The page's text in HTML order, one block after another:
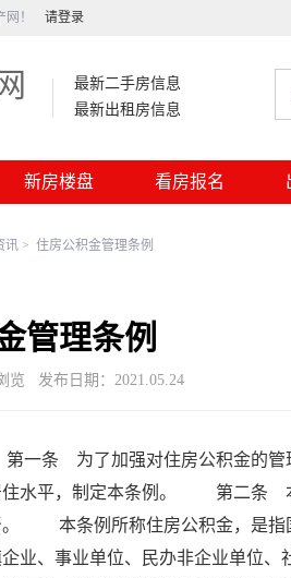
！ 请登录
最新二手房信息
最新出租房信息
新房楼盘 看房报名
讯 > 住房公积金管理条例
管理条例
览 发布日期：2021.05.24
为了加强对住房公积金的管理
住水平，制定本条例。 第二条 本
。 本条例所称住房公积金，是指
业、事业单位、民办非企业单位